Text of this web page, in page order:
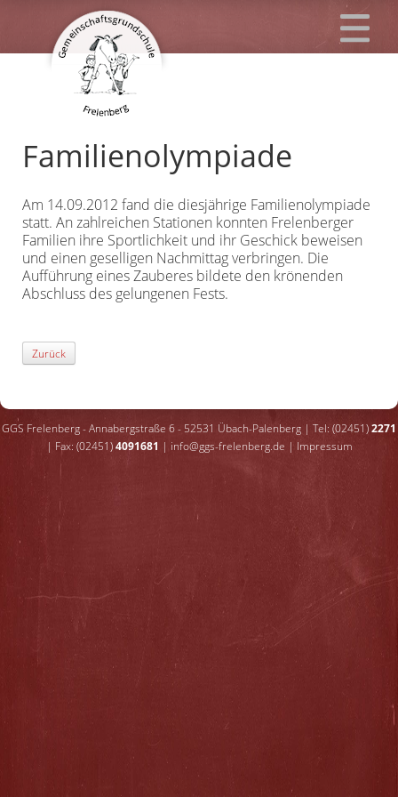
Familienolympiade
Am 14.09.2012 fand die diesjährige Familienolympiade
statt. An zahlreichen Stationen konnten Frelenberger
Familien ihre Sportlichkeit und ihr Geschick beweisen
und einen geselligen Nachmittag verbringen. Die
Aufführung eines Zauberes bildete den krönenden
Abschluss des gelungenen Fests.
Zurück
GGS Frelenberg - Annabergstraße 6 - 52531 Übach-Palenberg | Tel: (02451)2271
| Fax: (02451)4091681 | info@ggs-frelenberg.de | Impressum